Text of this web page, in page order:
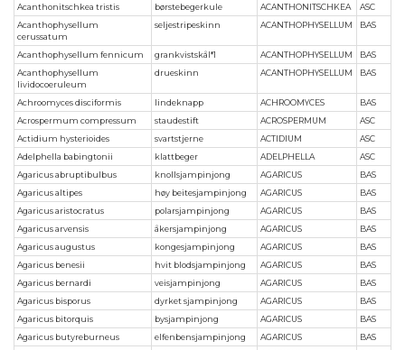
Acanthonitschkea tristis
børstebegerkule ACANTHONITSCHKEA
ASC
Acanthophysellum
cerussatum
seljestripeskinn ACANTHOPHYSELLUM BAS
Acanthophysellum fennicum grankvistskål*1 ACANTHOPHYSELLUM
BAS
Acanthophysellum
lividocoeruleum
drueskinn ACANTHOPHYSELLUM BAS
Achroomyces disciformis lindeknapp ACHROOMYCES
BAS
Acrospermum compressum
staudestift ACROSPERMUM
ASC
Actidium hysterioides
svartstjerne ACTIDIUM
ASC
Adelphella babingtonii
klattbeger ADELPHELLA
ASC
Agaricus abruptibulbus
knollsjampinjong AGARICUS
BAS
Agaricus altipes
høy beitesjampinjong AGARICUS
BAS
Agaricus aristocratus
polarsjampinjong AGARICUS
BAS
Agaricus arvensis
åkersjampinjong AGARICUS
BAS
Agaricus augustus
kongesjampinjong AGARICUS
BAS
Agaricus benesii
hvit blodsjampinjong AGARICUS
BAS
Agaricus bernardi
veisjampinjong AGARICUS
BAS
Agaricus bisporus
dyrket sjampinjong AGARICUS
BAS
Agaricus bitorquis
bysjampinjong AGARICUS
BAS
Agaricus butyreburneus
elfenbensjampinjong AGARICUS
BAS